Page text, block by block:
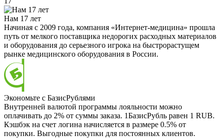
Нам 17 лет
Начиная с 2009 года, компания «Интернет-медицина» прошла
путь от мелкого поставщика недорогих расходных материалов
и оборудования до серьезного игрока на быстрорастущем
рынке медицинского оборудования в России.
Экономьте с БазисРублями
Внутренней валютой программы лояльности можно
оплачивать до 2% от суммы заказа. 1БазисРубль равен 1 RUB.
Кэшбэк на счет логина начисляется в размере 0.5% от
покупки. Выгодные покупки для постоянных клиентов.